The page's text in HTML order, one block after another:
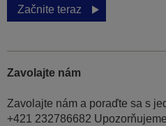
Začnite teraz
Zavolajte nám
Zavolajte nám a poraďte sa s
+421 232786682